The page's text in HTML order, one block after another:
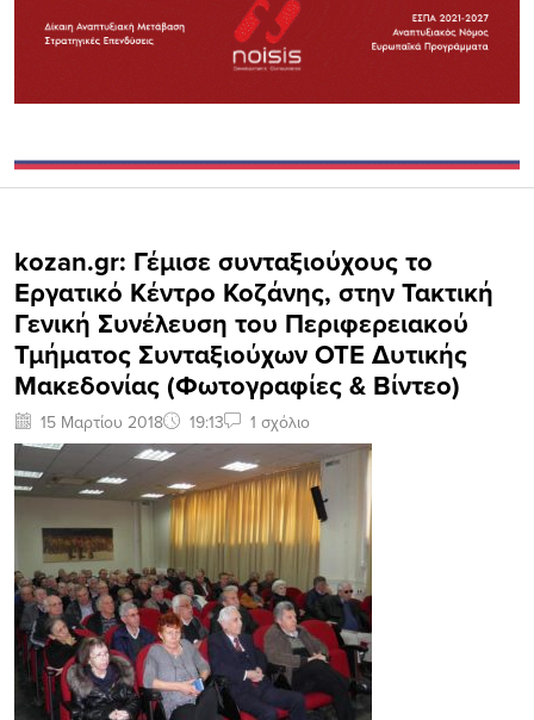
kozan.gr: Γέμισε συνταξιούχους το
Εργατικό Κέντρο Κοζάνης, στην Τακτική
Γενική Συνέλευση του Περιφερειακού
Τμήματος Συνταξιούχων ΟΤΕ Δυτικής
Μακεδονίας (Φωτογραφίες & Βίντεο)
15 Μαρτίου 2018 19:13 1 σχόλιο